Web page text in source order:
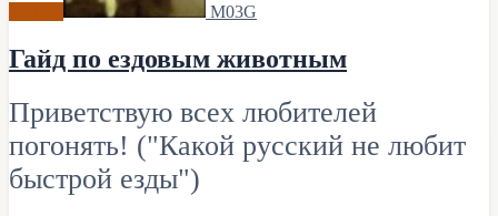
M03G
Гайд по ездовым животным
Приветствую всех любителей
погонять! ("Какой русский не любит
быстрой езды")